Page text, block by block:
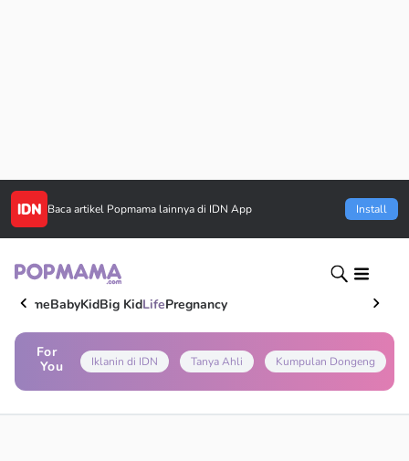
Baca artikel Popmama lainnya di IDN App Install
HomeBabyKidBig KidLifePregnancy
For
You
Iklanin di IDN Tanya Ahli Kumpulan Dongeng